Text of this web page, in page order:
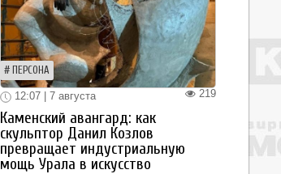
ПЕРСОНА
219
12:07 | 7 августа
Каменский авангард: как
скульптор Данил Козлов
превращает индустриальную
мощь Урала в искусство